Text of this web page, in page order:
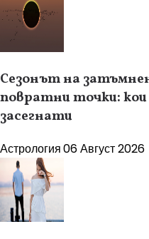
Сезонът на
повратни точки:
засегнати
Астрология06 Август 2026